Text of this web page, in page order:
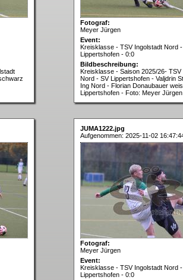
Fotograf:
Meyer Jürgen
Event:
Kreisklasse - TSV Ingolstadt Nord
Lippertshofen - 0:0
Bildbeschreibung:
Kreisklasse - Saison 2025/26- TSV
Nord - SV Lippertshofen - Valjdrin
Ing Nord - Florian Donaubauer
Lippertshofen - Foto: Meyer Jürgen
JUMA1222.jpg
Aufgenommen: 2025-11-02
Fotograf:
Meyer Jürgen
Event:
Kreisklasse - TSV Ingolstadt Nord
Lippertshofen - 0:0